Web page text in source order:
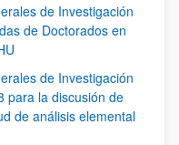
de Investigación
de Doctorados en
de Investigación
para la discusión de
de análisis elemental